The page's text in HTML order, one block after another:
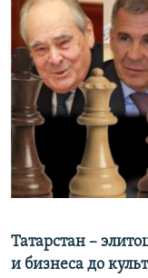
поискуСЕВЕР.РЕАЛИИ
СИБИРЬ.РЕАЛИИ
РАСПИСАНИЕ
ПОДПИШИТЕСЬ
СОЦИАЛЬНЫЕ СЕТИ
Татарстан –
и бизнеса до